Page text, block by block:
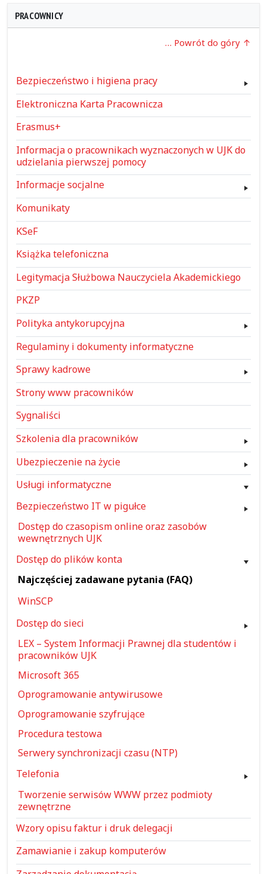
PRACOWNICY
… Powrót do góry
Bezpieczeństwo i higiena pracy
Elektroniczna Karta Pracownicza
Erasmus+
Informacja o pracownikach wyznaczonych w UJK do
udzielania pierwszej pomocy
Informacje socjalne
Komunikaty
KSeF
Książka telefoniczna
Legitymacja Służbowa Nauczyciela Akademickiego
PKZP
Polityka antykorupcyjna
Regulaminy i dokumenty informatyczne
Sprawy kadrowe
Strony www pracowników
Sygnaliści
Szkolenia dla pracowników
Ubezpieczenie na życie
Usługi informatyczne
Bezpieczeństwo IT w pigułce
Dostęp do czasopism online oraz zasobów
wewnętrznych UJK
Dostęp do plików konta
Najczęściej zadawane pytania (FAQ)
WinSCP
Dostęp do sieci
LEX – System Informacji Prawnej dla studentów i
pracowników UJK
Microsoft 365
Oprogramowanie antywirusowe
Oprogramowanie szyfrujące
Procedura testowa
Serwery synchronizacji czasu (NTP)
Telefonia
Tworzenie serwisów WWW przez podmioty
zewnętrzne
Wzory opisu faktur i druk delegacji
Zamawianie i zakup komputerów